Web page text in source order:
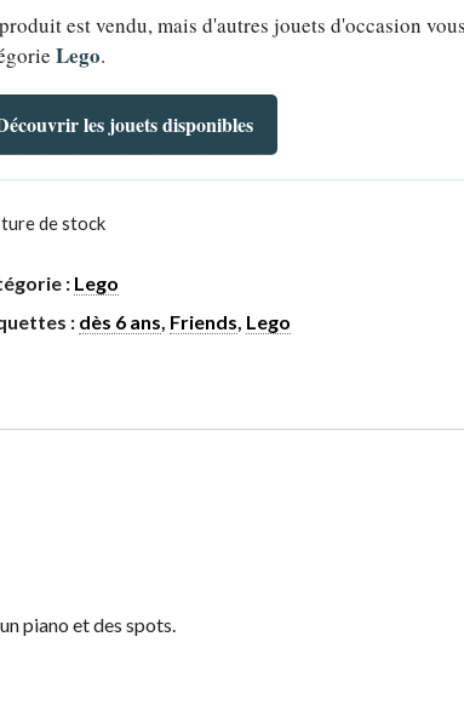
est vendu, mais d'autres jouets d'occasion
Lego.
les jouets disponibles
de stock
: Lego
: dès 6 ans, Friends, Lego
piano et des spots.